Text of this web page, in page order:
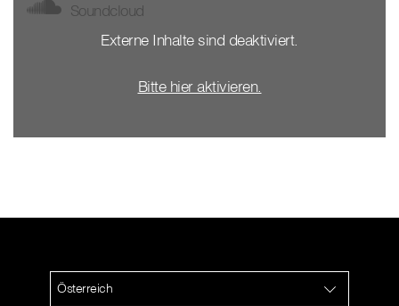
Soundcloud
Externe Inhalte sind deaktiviert.
Bitte hier aktivieren.
Österreich